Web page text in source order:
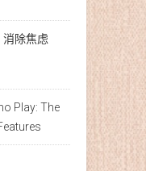
消除焦虑
Play: The